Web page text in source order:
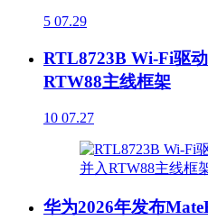
5 07.29
RTL8723B Wi-Fi驱
RTW88主线框架
10 07.27
华为2026年发布